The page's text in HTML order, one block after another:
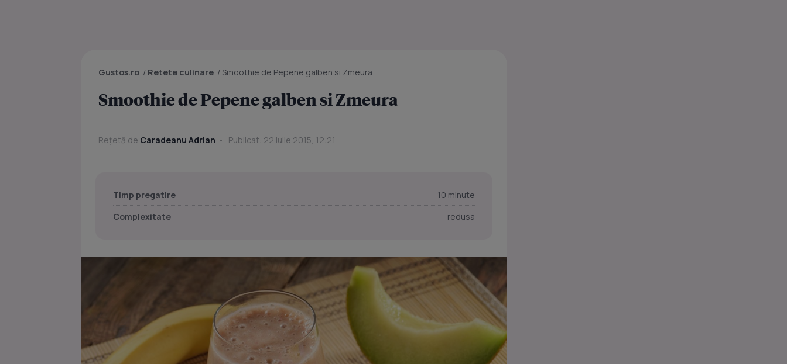
Gustos.ro / Retete culinare /Smoothie de Pepene galben si Zmeura
Smoothie de Pepene galben si Zmeura
Rețetă de Caradeanu Adrian Publicat: 22 Iulie 2015, 12:21
Timp pregatire
10 minute
Complexitate
redusa